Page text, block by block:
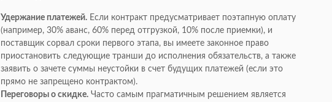
Удержание платежей. Если контракт предусматривает поэтапную оплату
(например, 30% аванс, 60% перед отгрузкой, 10% после приемки), и
поставщик сорвал сроки первого этапа, вы имеете законное право
приостановить следующие транши до исполнения обязательств, а также
заявить о зачете суммы неустойки в счет будущих платежей (если это
прямо не запрещено контрактом).
Переговоры о скидке. Часто самым прагматичным решением является